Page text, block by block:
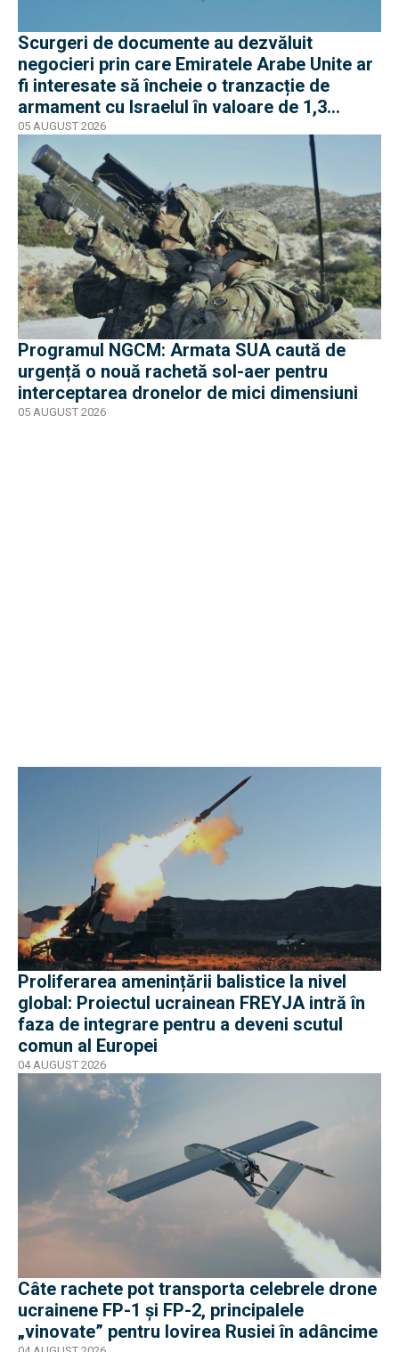
Scurgeri de documente au dezvăluit
negocieri prin care Emiratele Arabe Unite ar
fi interesate să încheie o tranzacție de
armament cu Israelul în valoare de 1,3
miliarde de dolari
05 AUGUST 2026
Programul NGCM: Armata SUA caută de
urgență o nouă rachetă sol-aer pentru
interceptarea dronelor de mici dimensiuni
05 AUGUST 2026
Proliferarea amenințării balistice la nivel
global: Proiectul ucrainean FREYJA intră în
faza de integrare pentru a deveni scutul
comun al Europei
04 AUGUST 2026
Câte rachete pot transporta celebrele drone
ucrainene FP-1 și FP-2, principalele
„vinovate” pentru lovirea Rusiei în adâncime